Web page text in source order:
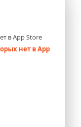
в App Store
нет в App